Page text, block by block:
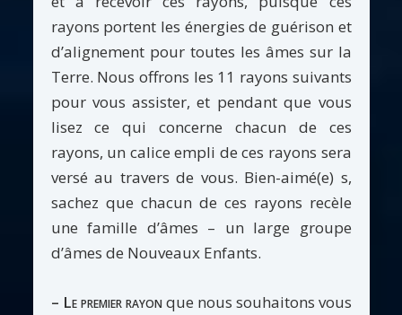
rayons portent les énergies de guérison et
d’alignement pour toutes les âmes sur la
Terre. Nous offrons les 11 rayons suivants
pour vous assister, et pendant que vous
lisez ce qui concerne chacun de ces
rayons, un calice empli de ces rayons sera
versé au travers de vous. Bien-aimé(e) s,
sachez que chacun de ces rayons recèle
une famille d’âmes – un large groupe
d’âmes de Nouveaux Enfants.
– Le premier rayon que nous souhaitons vous